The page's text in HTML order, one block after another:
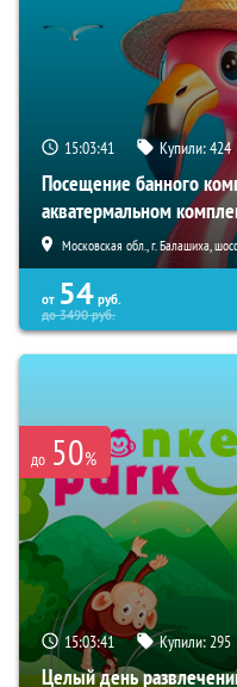
15:03:40 Купили:424
Посещение банного
акватермальном
Московская обл., г. Балашиха,
от 54 руб.
до3490руб.
до 50%
15:03:40 Купили:295
Целый день